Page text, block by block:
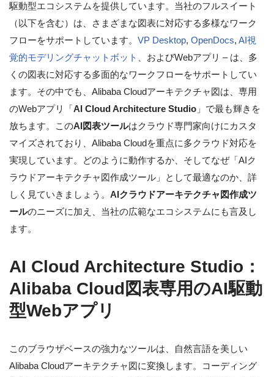
駆動型エコシステムを提供しています。当社のフルスイート
（以下を含む）は、さまざまな図表に対応する多様なワーク
フローをサポートしています。 VP Desktop, OpenDocs, AI視
覚的モデリングチャットボット
、およびWebアプリ – は、多
くの図表に対応する多面的なワークフローをサポートしてい
ます。その中でも、Alibaba Cloudアーキテクチャ図は、専用
のWebアプリ「AI Cloud Architecture Studio 」で最も輝きを
放ちます。このAI図表ツールはクラウド専門家向けにカスタ
マイズされており、Alibaba Cloudを重点に多クラウド対応を
実現しています。どのように動作するか、そしてなぜ「AIク
ラウドアーキテクチャ図作成ツール」として最適なのか、詳
しく見ていきましょう。 AIクラウドアーキテクチャ図作成ツ
ールのニーズに加え、当社の広範なエコシステムにも言及し
ます。
AI Cloud Architecture Studio：
Alibaba Cloud図表専用のAI駆動
型Webアプリ
このブラウザベースの強力なツールは、自然言語を美しい
Alibaba Cloudアーキテクチャ図に変換します。コーディング